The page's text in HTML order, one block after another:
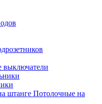
выключатели
Потолочные на